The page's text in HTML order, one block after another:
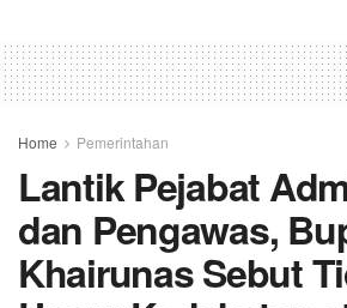
Home Pemerintahan
Lantik Pejabat
dan Pengawas,
Khairunas Sebut